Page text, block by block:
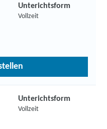
Unterichtsform
Vollzeit
Unterichtsform
Vollzeit